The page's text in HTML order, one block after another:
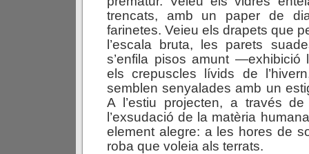
trencats, amb un paper de
farinetes. Veieu els drapets que
l’escala bruta, les parets
s’enfila pisos amunt —exhibició
els crepuscles lívids de
semblen senyalades amb un
A l’estiu projecten, a través
l’exsudació de la matèria
element alegre: a les hores de
roba que voleia als terrats.